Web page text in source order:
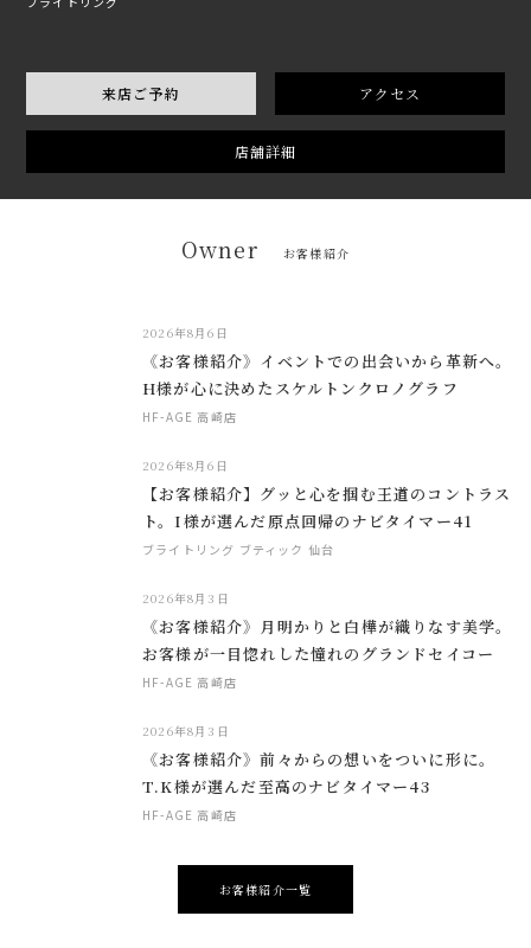
来店ご予約 アクセス
店舗詳細
Owner お客様紹介
2026年8月6日
《お客様紹介》イベントでの出会いから革新へ。
H様が心に決めたスケルトンクロノグラフ
HF-AGE 高崎店
2026年8月6日
【お客様紹介】グッと心を掴む王道のコントラス
ト。I様が選んだ原点回帰のナビタイマー41
ブライトリング ブティック 仙台
2026年8月3日
《お客様紹介》月明かりと白樺が織りなす美学。
お客様が一目惚れした憧れのグランドセイコー
HF-AGE 高崎店
2026年8月3日
《お客様紹介》前々からの想いをついに形に。
T.K様が選んだ至高のナビタイマー43
HF-AGE 高崎店
お客様紹介一覧